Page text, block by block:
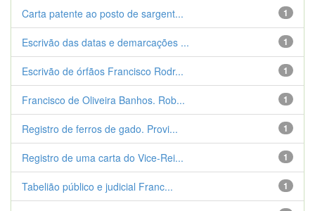
1
Carta patente ao posto de sargent...
1
Escrivão das datas e demarcações ...
1
Escrivão de órfãos Francisco Rodr...
1
Francisco de Oliveira Banhos. Rob...
1
Registro de ferros de gado. Provi...
1
Registro de uma carta do Vice-Rei...
1
Tabelião público e judicial Franc...